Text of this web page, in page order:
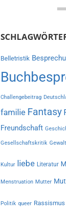
Belletristik
Challengebeitrag
familie Fantasy
Freundschaft
Gesellschaftskritik Gewalt
Kultur liebe Literatur
Menstruation Mutter
Politik queer Rassismus